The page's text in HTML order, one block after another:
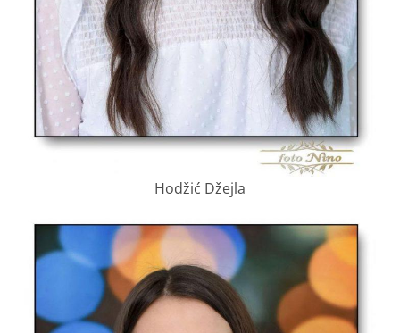
Hodžić Džejla